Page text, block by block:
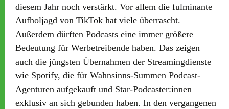
diesem Jahr noch verstärkt. Vor allem die fulminante
Aufholjagd von TikTok hat viele überrascht.
Außerdem dürften Podcasts eine immer größere
Bedeutung für Werbetreibende haben. Das zeigen
auch die jüngsten Übernahmen der Streamingdienste
wie Spotify, die für Wahnsinns-Summen Podcast-
Agenturen aufgekauft und Star-Podcaster:innen
exklusiv an sich gebunden haben. In den vergangenen